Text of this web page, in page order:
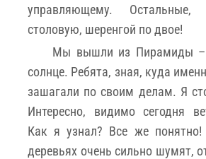
управляющему.
столовую, шеренгой по двое!
Мы вышли из Пирамиды –
солнце. Ребята, зная, куда
зашагали по своим делам. Я
Интересно, видимо сегодня
Как я узнал? Все же
деревьях очень сильно шумят,